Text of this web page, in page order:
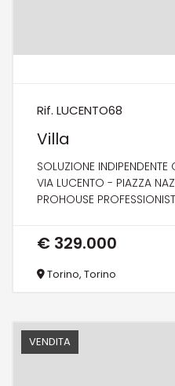
Rif. LUCENTO68
Villa
SOLUZIONE
VIA LUCENTO - PIAZZA
PROHOUSE
€ 329.000
Torino, Torino
VENDITA